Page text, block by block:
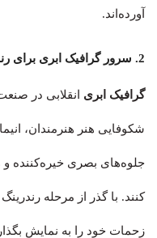
آورده‌اند.
2. سرور گرافیک ابری برای رندرینگ:
گرافیک ابری انقلابی در
شکوفایی هنر هنرمندان،
جلوه‌های بصری خیره‌کننده و
کنند. با گذر از مرحله
زحمات خود را به نمایش